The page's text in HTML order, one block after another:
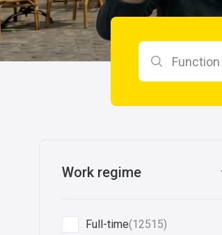
Search by function
Work regime
Full-time(12515)